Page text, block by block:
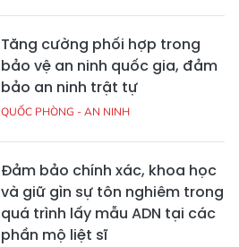
Tăng cường phối hợp trong
bảo vệ an ninh quốc gia, đảm
bảo an ninh trật tự
QUỐC PHÒNG - AN NINH
Đảm bảo chính xác, khoa học
và giữ gìn sự tôn nghiêm trong
quá trình lấy mẫu ADN tại các
phần mộ liệt sĩ